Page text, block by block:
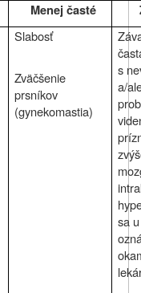
Menej časté
Slabosť
Zväčšenie
prsníkov
(gynekomastia)
s
a/
sa